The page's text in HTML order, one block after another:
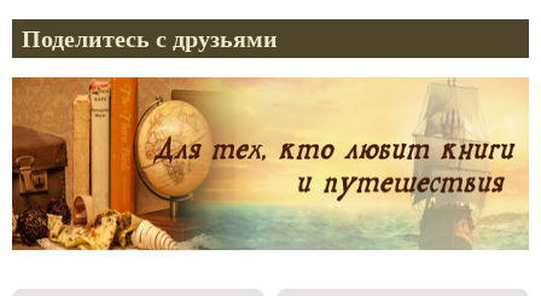
Поделитесь с друзьями